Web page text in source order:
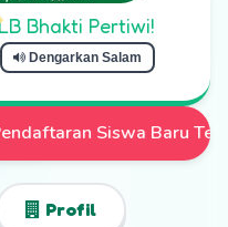
Bhakti Pertiwi!
Dengarkan Salam
Telah Dibuka | Mari
Profil